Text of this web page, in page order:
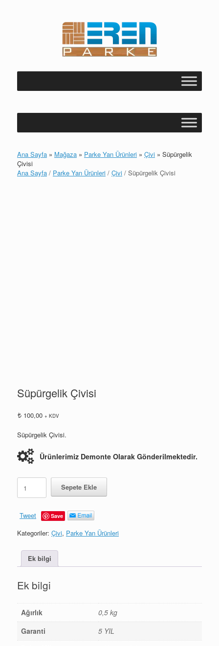
Ana Sayfa » Mağaza » Parke Yan Ürünleri » Çivi » Süpürgelik
Çivisi
Ana Sayfa / Parke Yan Ürünleri / Çivi / Süpürgelik Çivisi
Süpürgelik Çivisi
100,00 + KDV
Süpürgelik Çivisi.
Ürünlerimiz Demonte Olarak Gönderilmektedir.
Süpürgelik
Çivisi
adet
Sepete Ekle
Tweet Save
Kategoriler: Çivi, Parke Yan Ürünleri
Ek bilgi
Ek bilgi
Ağırlık
0,5 kg
Garanti
5 YIL